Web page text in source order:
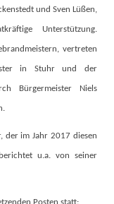
und Sven Lüßen,
Unterstützung.
vertreten
in Stuhr und der
Bürgermeister Niels
der im Jahr 2017 diesen
u.a. von seiner